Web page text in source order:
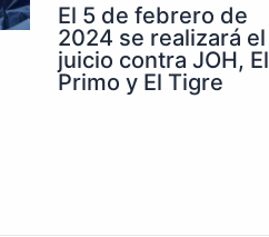
El 5 de febrero de
2024 se realizará el
juicio contra JOH, El
Primo y El Tigre